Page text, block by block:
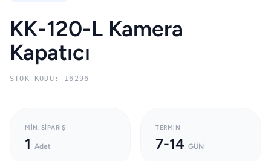
KK-120-L Kamera
Kapatıcı
STOK KODU: 16296
MIN. SIPARIŞ
1 Adet
TERMIN
7-14 GÜN